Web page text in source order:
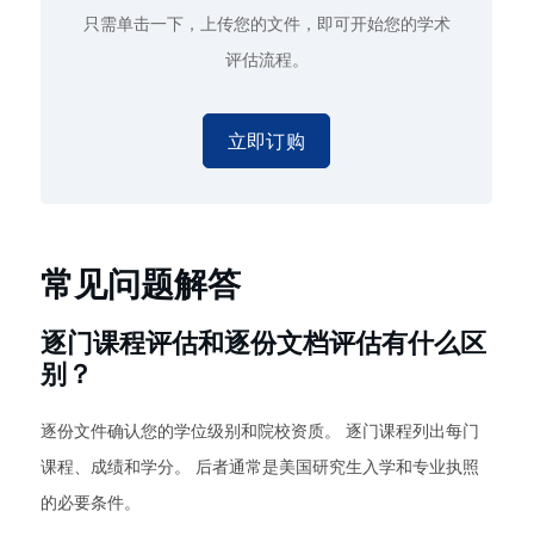
只需单击一下，上传您的文件，即可开始您的学术
评估流程。
立即订购
常见问题解答
逐门课程评估和逐份文档评估有什么区
别？
逐份文件确认您的学位级别和院校资质。 逐门课程列出每门
课程、成绩和学分。 后者通常是美国研究生入学和专业执照
的必要条件。